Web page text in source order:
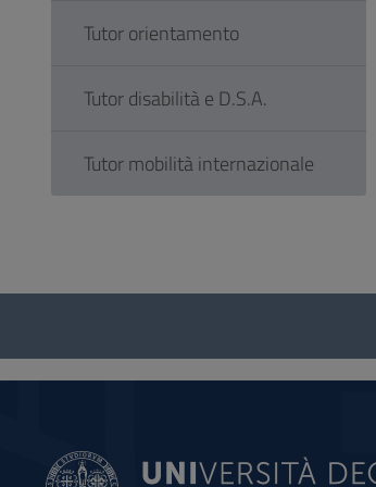
Tutor orientamento
Tutor disabilità e D.S.A.
Tutor mobilità internazionale
Questionario
social